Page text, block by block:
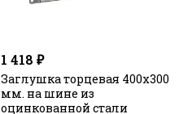
1 418 ₽
Заглушка торцевая 400х300
мм. на шине из
оцинкованной стали